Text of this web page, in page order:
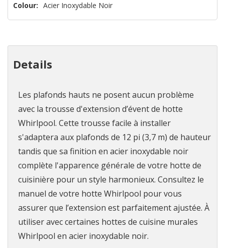
Colour: Acier Inoxydable Noir
Details
Les plafonds hauts ne posent aucun problème
avec la trousse d'extension d’évent de hotte
Whirlpool. Cette trousse facile à installer
s'adaptera aux plafonds de 12 pi (3,7 m) de hauteur
tandis que sa finition en acier inoxydable noir
complète l'apparence générale de votre hotte de
cuisinière pour un style harmonieux. Consultez le
manuel de votre hotte Whirlpool pour vous
assurer que l’extension est parfaitement ajustée. À
utiliser avec certaines hottes de cuisine murales
Whirlpool en acier inoxydable noir.